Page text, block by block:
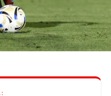
por Copa Libertadores
la posibilidad de que
el recinto deportivo
una nueva posibilidad